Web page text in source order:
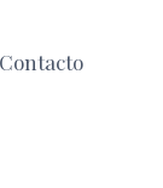
Contacto